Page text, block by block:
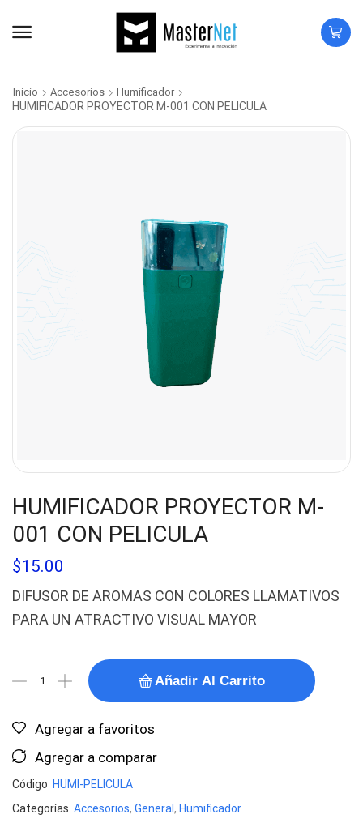
Inicio Accesorios Humificador
HUMIFICADOR PROYECTOR M-001 CON PELICULA
HUMIFICADOR PROYECTOR M-
001 CON PELICULA
$15.00
DIFUSOR DE AROMAS CON COLORES LLAMATIVOS
PARA UN ATRACTIVO VISUAL MAYOR
Añadir Al Carrito
Agregar a favoritos
Agregar a comparar
Código HUMI-PELICULA
Categorías Accesorios, General , Humificador